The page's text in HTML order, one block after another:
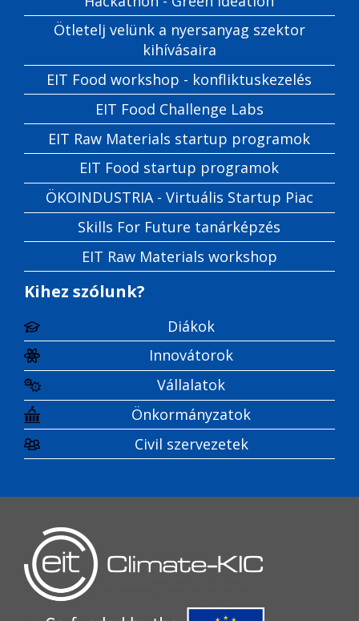
Ötletelj velünk a nyersanyag szektor
kihívásaira
EIT Food workshop - konfliktuskezelés
EIT Food Challenge Labs
EIT Raw Materials startup programok
EIT Food startup programok
ÖKOINDUSTRIA - Virtuális Startup Piac
Skills For Future tanárképzés
EIT Raw Materials workshop
Kihez szólunk?
Diákok
Innovátorok
Vállalatok
Önkormányzatok
Civil szervezetek